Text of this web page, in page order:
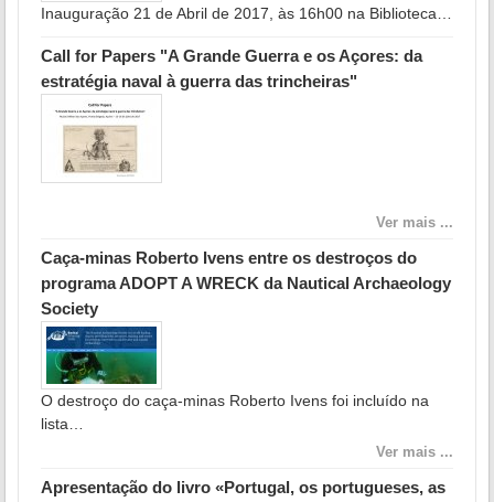
Inauguração 21 de Abril de 2017, às 16h00 na Biblioteca…
Call for Papers "A Grande Guerra e os Açores: da
estratégia naval à guerra das trincheiras"
Ver mais ...
Caça-minas Roberto Ivens entre os destroços do
programa ADOPT A WRECK da Nautical Archaeology
Society
O destroço do caça-minas Roberto Ivens foi incluído na
lista…
Ver mais ...
Apresentação do livro «Portugal, os portugueses, as